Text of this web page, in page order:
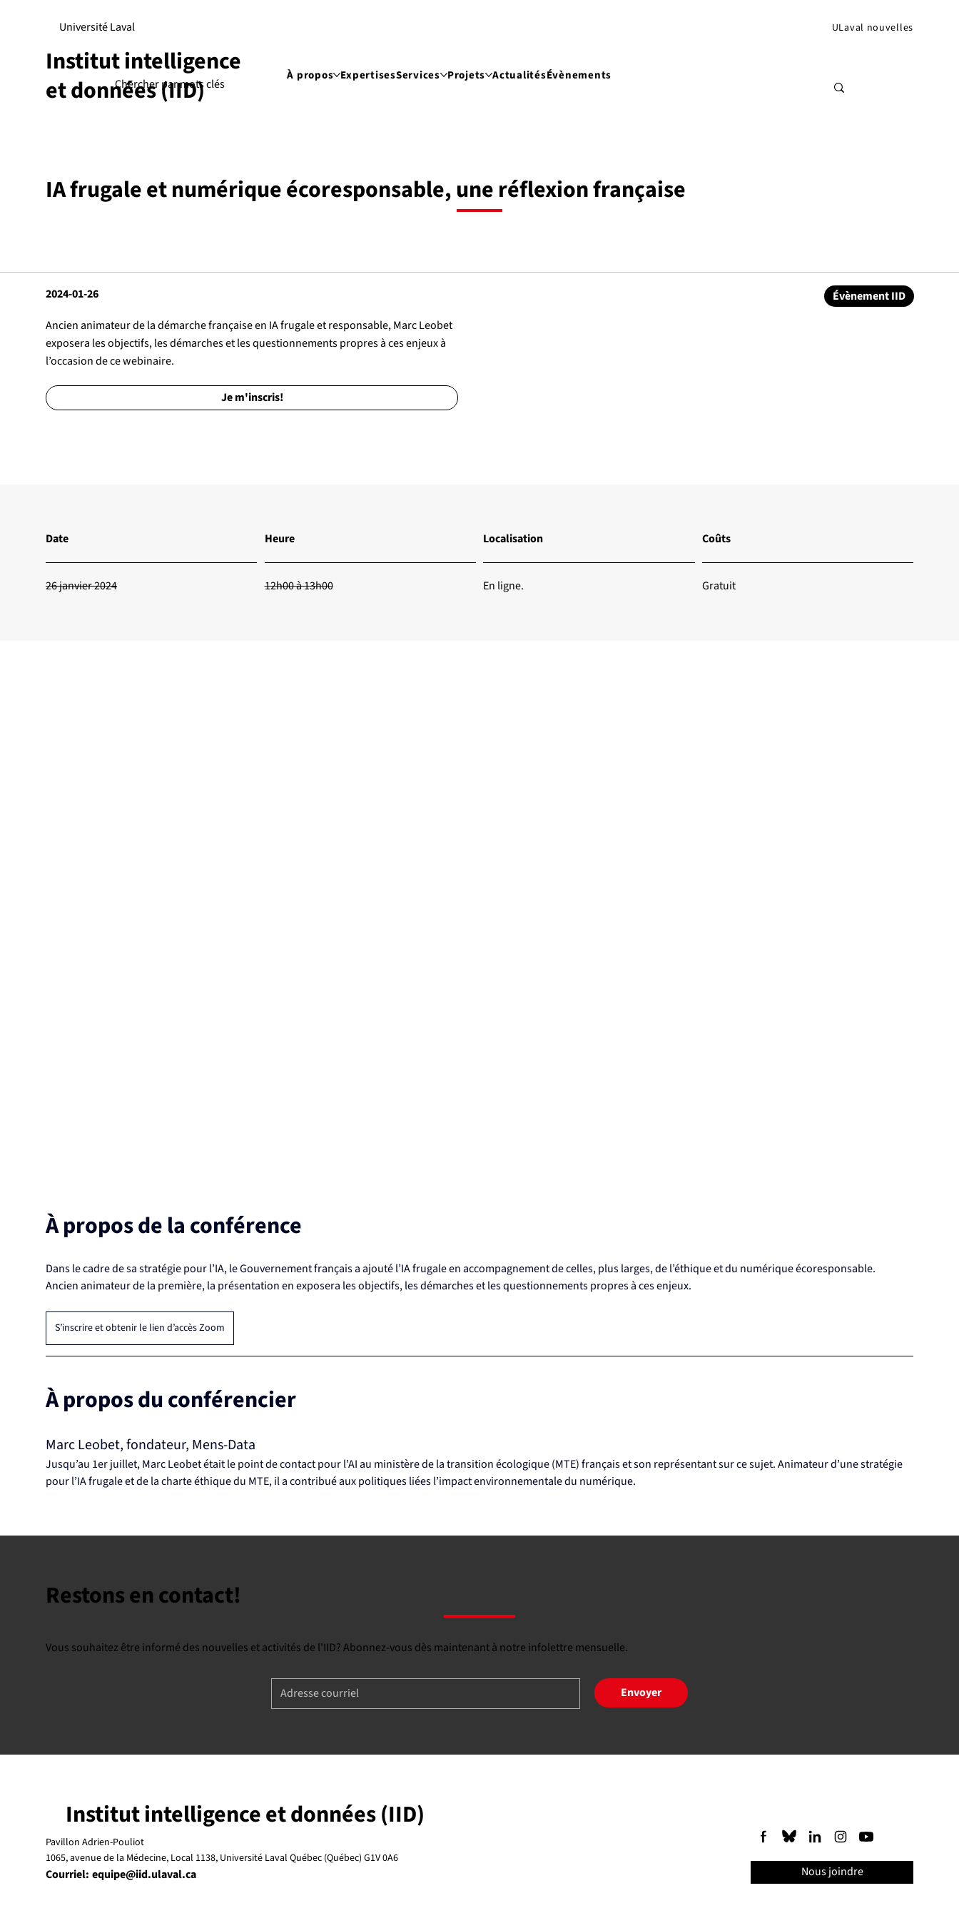
Institut intelligence
et données (IID)
À propos ExpertisesServices Projets ActualitésÉvènements
ULaval nouvelles
Université Laval
IA frugale et numérique écoresponsable, une réflexion française
Évènement IID
2024-01-26
Ancien animateur de la démarche française en IA frugale et responsable, Marc Leobet
exposera les objectifs, les démarches et les questionnements propres à ces enjeux à
l’occasion de ce webinaire.
Je m'inscris!
Date
26 janvier 2024
Heure
12h00 à 13h00
Localisation
En ligne.
Coûts
Gratuit
À propos de la conférence
Dans le cadre de sa stratégie pour l’IA, le Gouvernement français a ajouté l’IA frugale en accompagnement de celles, plus larges, de l’éthique et du numérique écoresponsable.
Ancien animateur de la première, la présentation en exposera les objectifs, les démarches et les questionnements propres à ces enjeux.
S’inscrire et obtenir le lien d’accès Zoom
À propos du conférencier
Marc Leobet, fondateur, Mens-Data
Jusqu’au 1er juillet, Marc Leobet était le point de contact pour l’AI au ministère de la transition écologique (MTE) français et son représentant sur ce sujet. Animateur d’une stratégie
pour l’IA frugale et de la charte éthique du MTE, il a contribué aux politiques liées l’impact environnementale du numérique.
Restons en contact!
Vous souhaitez être informé des nouvelles et activités de l'IID? Abonnez-vous dès maintenant à notre infolettre mensuelle.
Envoyer
Institut intelligence et données (IID)
Pavillon Adrien-Pouliot
1065, avenue de la Médecine, Local 1138, Université Laval Québec (Québec) G1V 0A6
Courriel: equipe@iid.ulaval.ca Nous joindre